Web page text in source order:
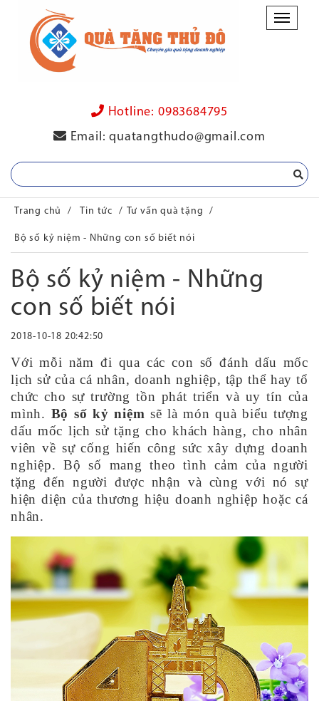
Danh
mục
Hotline: 0983684795
Email:quatangthudo@gmail.com
Trang chủ / Tin tức / Tư vấn quà tặng /
Bộ số kỷ niệm - Những con số biết nói
Bộ số kỷ niệm - Những
con số biết nói
2018-10-18 20:42:50
Với mỗi năm đi qua các con số đánh dấu mốc
lịch sử của cá nhân, doanh nghiệp, tập thể hay tổ
chức cho sự trường tồn phát triển và uy tín của
mình. Bộ số kỷ niệm sẽ là món quà biểu tượng
dấu mốc lịch sử tặng cho khách hàng, cho nhân
viên về sự cống hiến công sức xây dựng doanh
nghiệp. Bộ số mang theo tình cảm của người
tặng đến người được nhận và cùng với nó sự
hiện diện của thương hiệu doanh nghiệp hoặc cá
nhân.